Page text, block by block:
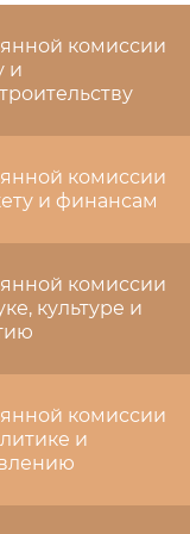
комиссии
и
комиссии
и финансам
комиссии
культуре и
комиссии
и